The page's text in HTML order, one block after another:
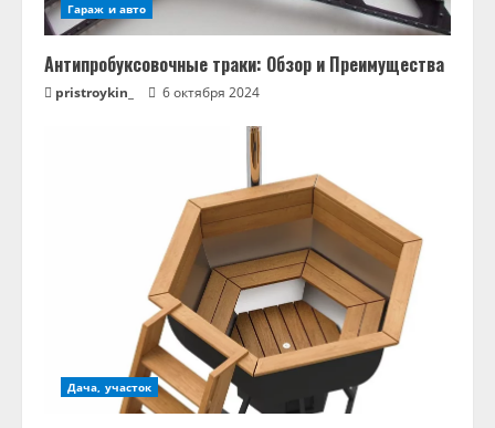
Гараж и авто
Антипробуксовочные траки: Обзор и Преимущества
pristroykin_ 6 октября 2024
Дача, участок